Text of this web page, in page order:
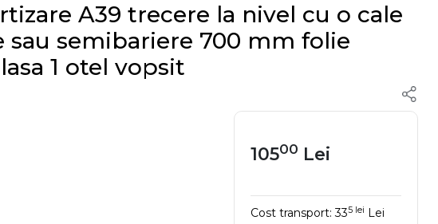
A39 trecere la nivel cu o cale
sau semibariere 700 mm folie
1 otel vopsit
10500 Lei
Cost transport:335 lei Lei